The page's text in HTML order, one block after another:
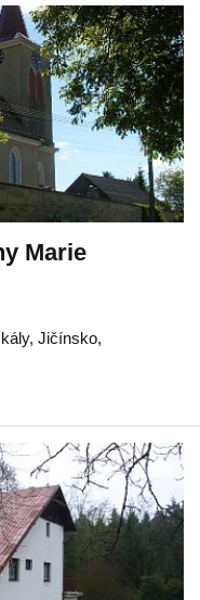
Marie
, Jičínsko,